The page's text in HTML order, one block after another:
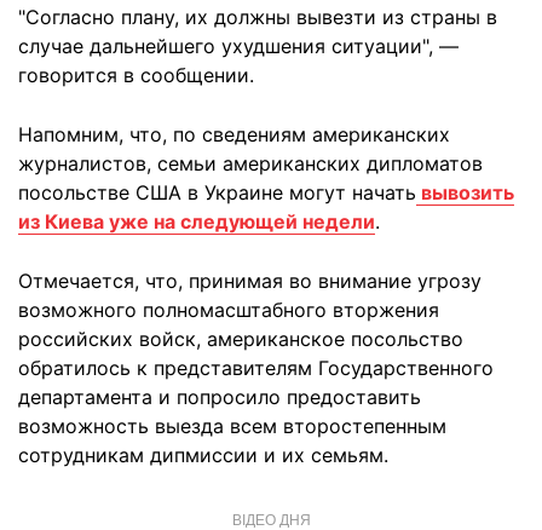
"Согласно плану, их должны вывезти из страны в
случае дальнейшего ухудшения ситуации", —
говорится в сообщении.
Напомним, что, по сведениям американских
журналистов, семьи американских дипломатов
посольстве США в Украине могут начать вывозить
из Киева уже на следующей недели.
Отмечается, что, принимая во внимание угрозу
возможного полномасштабного вторжения
российских войск, американское посольство
обратилось к представителям Государственного
департамента и попросило предоставить
возможность выезда всем второстепенным
сотрудникам дипмиссии и их семьям.
ВІДЕО ДНЯ